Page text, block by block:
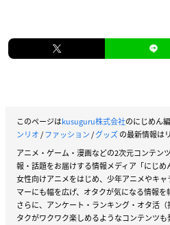
このページはkusuguru株式会社のにじめん
ンリオ/ファッション/グッズの最新情報は
アニメ・ゲーム・漫画などの2次元コンテン
報・話題をお届けする情報メディア「にじめ
女性向けアニメをはじめ、少年アニメやキ
マーにも幅を広げ、オタクが気になる情報を
さらに、アンケート・ランキング・オタ活
タクがワクワク楽しめるようなコンテンツも